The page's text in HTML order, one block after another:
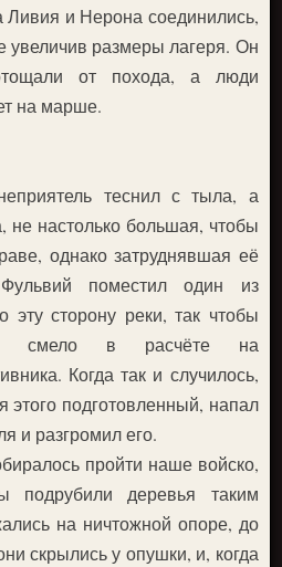
Ливия и Нерона соединились,
увеличив размеры лагеря. Он
от похода, а люди
на марше.
теснил с тыла, а
настолько большая, чтобы
однако затруднявшая её
поместил один из
эту сторону реки, так чтобы
смело в расчёте на
Когда так и случилось,
этого подготовленный, напал
и разгромил его.
пройти наше войско,
подрубили деревья таким
на ничтожной опоре, до
скрылись у опушки, и, когда